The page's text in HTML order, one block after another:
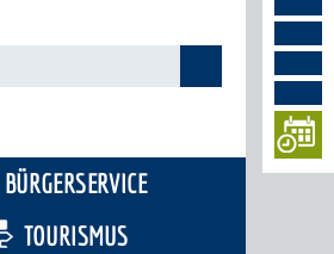
BÜRGERSERVICE
TOURISMUS